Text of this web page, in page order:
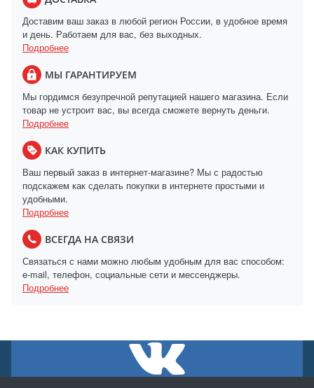
Доставим ваш заказ в любой регион России, в удобное время
и день. Работаем для вас, без выходных.
Подробнее
МЫ ГАРАНТИРУЕМ
Мы гордимся безупречной репутацией нашего магазина. Если
товар не устроит вас, вы всегда сможете вернуть деньги.
Подробнее
КАК КУПИТЬ
Ваш первый заказ в интернет-магазине? Мы с радостью
подскажем как сделать покупки в интернете простыми и
удобными.
Подробнее
ВСЕГДА НА СВЯЗИ
Связаться с нами можно любым удобным для вас способом:
e-mail, телефон, социальные сети и мессенджеры.
Подробнее